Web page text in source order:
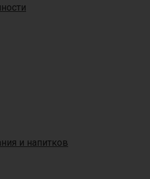
и напитков